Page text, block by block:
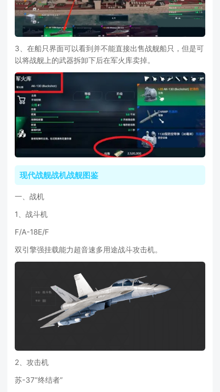
3、在船只界面可以看到并不能直接出售战舰船只，但是可
以将战舰上的武器拆卸下后在军火库卖掉。
现代战舰战机战舰图鉴
一、战机
1、战斗机
F/A-18E/F
双引擎强挂载能力超音速多用途战斗攻击机。
2、攻击机
苏-37”终结者”